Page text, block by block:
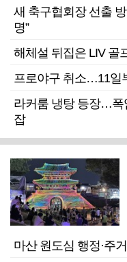
새 축구협회장 선출
명”
해체설 뒤집은 LIV 골
프로야구 취소…11일
라커룸 냉탕 등장…폭
잡
마산 원도심 행정·주